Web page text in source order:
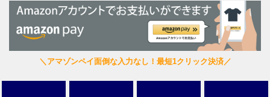
＼アマゾンペイ面倒な入力なし！最短1クリック決済／